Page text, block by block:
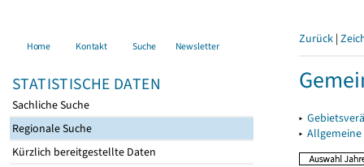
Home Kontakt Suche Newsletter
STATISTISCHE DATEN
Sachliche Suche
Regionale Suche
Kürzlich bereitgestellte Daten
Zurück |
▸
▸